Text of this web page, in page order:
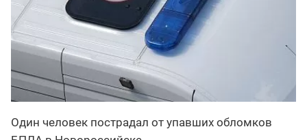
Один человек пострадал от упавших обломков